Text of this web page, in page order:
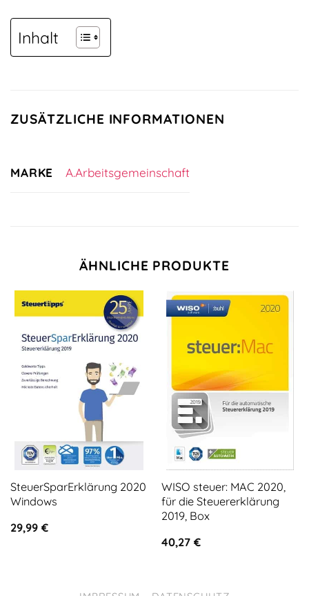
Inhalt
ZUSÄTZLICHE INFORMATIONEN
MARKE A.Arbeitsgemeinschaft
ÄHNLICHE PRODUKTE
SteuerSparErklärung 2020
Windows
29,99 €
WISO steuer: MAC 2020,
für die Steuererklärung
2019, Box
40,27 €